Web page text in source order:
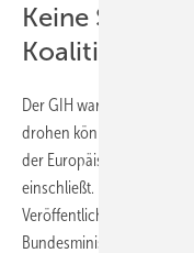
Keine
Der GIH warnt vor
drohen könnten. „Wir
der Europäischen
einschließt. Diese muss
Veröffentlichung der
Bundesministerium für